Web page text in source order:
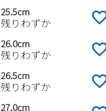
25.5cm
残りわずか
26.0cm
残りわずか
26.5cm
残りわずか
27.0cm